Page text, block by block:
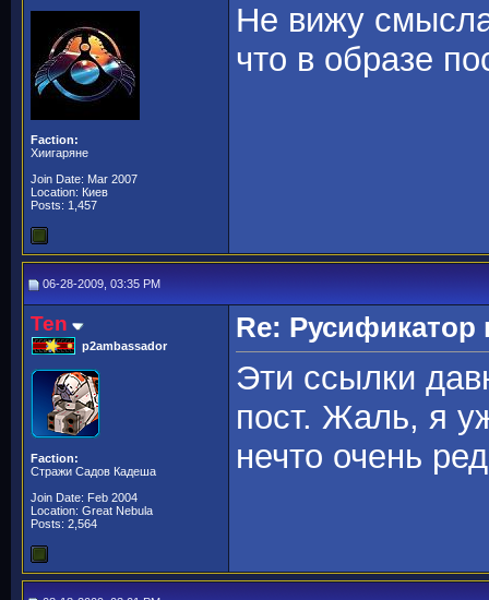
Faction:
Хиигаряне
Join Date: Mar 2007
Location: Киев
Posts: 1,457
Не вижу
что в образе
06-28-2009, 03:35 PM
Ten
p2ambassador
Faction:
Стражи Садов Кадеша
Join Date: Feb 2004
Location: Great Nebula
Posts: 2,564
Re: Русификатор
Эти ссылки
пост. Жаль, я
нечто очень